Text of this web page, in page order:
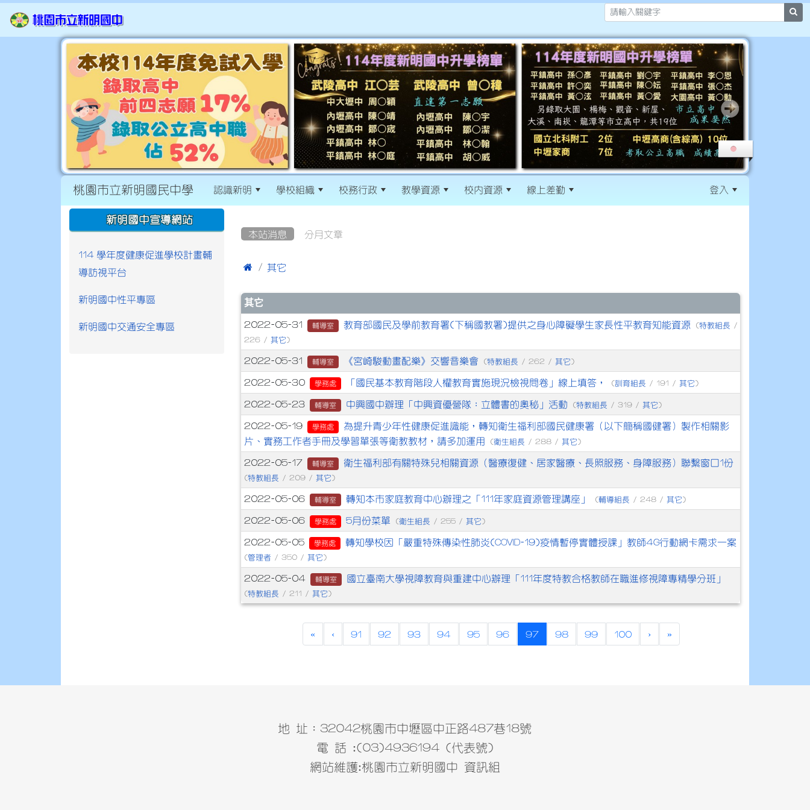
桃園市立新明國民中學 認識新明 學校組織 校務行政 教學資源 校內資源 線上差勤 登入
本站消息 分月文章
 其它
文章列表
其它
2022-05-31 輔導室 教育部國民及學前教育署(下稱國教署)提供之身心障礙學生家長性平教育知能資源 (特教組長 /
226 /其它 )
2022-05-31 輔導室 《宮崎駿動畫配樂》交響音樂會 (特教組長 / 262 / 其它 )
2022-05-30 學務處 「國民基本教育階段人權教育實施現況檢視問卷」線上填答， (訓育組長 / 191 / 其它 )
2022-05-23 輔導室 中興國中辦理「中興資優營隊：立體書的奧秘」活動 (特教組長 / 319 / 其它 )
2022-05-19 學務處
為提升青少年性健康促進識能，轉知衛生福利部國民健康署（以下簡稱國健署）製作相關影
片、實務工作者手冊及學習單張等衛教教材，請多加運用
(衛生組長 / 288 /其它 )
2022-05-17 輔導室 衛生福利部有關特殊兒相關資源（醫療復健、居家醫療、長照服務、身障服務）聯繫窗口1份
(特教組長 / 209 /其它 )
2022-05-06 輔導室 轉知本市家庭教育中心辦理之「111年家庭資源管理講座」 (輔導組長 / 248 / 其它 )
2022-05-06 學務處 5月份菜單 (衛生組長 / 255 / 其它 )
2022-05-05 學務處 轉知學校因「嚴重特殊傳染性肺炎(COVID-19)疫情暫停實體授課」教師4G行動網卡需求一案
(管理者 / 350 /其它 )
2022-05-04 輔導室 國立臺南大學視障教育與重建中心辦理「111年度特教合格教師在職進修視障專精學分班」
(特教組長 / 211 /其它 )
« ‹ 91 92 93 94 95 96 97(current)
98 99 100 › »
:::
新明國中宣導網站
114 學年度健康促進學校計畫輔
導訪視平台
新明國中性平專區
新明國中交通安全專區
地 址：32042桃園市中壢區中正路487巷18號
電 話 :(03)4936194 (代表號)
網站維護:桃園市立新明國中 資訊組